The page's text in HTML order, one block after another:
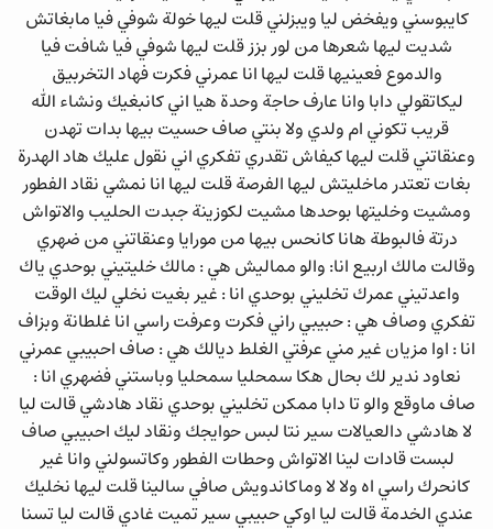
ﻛﺎﻳﺒﻮﺳﻨﻲ ﻭﻳﻔﺨﺾ ﻟﻴﺎ ﻭﻳﺒﺰﻟﻨﻲ ﻗﻠﺖ ﻟﻴﻬﺎ خولة ﺷﻮﻓﻲ ﻓﻴﺎ ﻣﺎﺑﻐﺎﺗﺶ
ﺷﺪﻳﺖ ﻟﻴﻬﺎ ﺷﻌﺮﻫﺎ ﻣﻦ ﻟﻮﺭ ﺑﺰﺯ ﻗﻠﺖ ﻟﻴﻬﺎ ﺷﻮﻓﻲ ﻓﻴﺎ ﺷﺎﻓﺖ ﻓﻴﺎ
ﻭﺍﻟﺪﻣﻮﻉ ﻓﻌﻴﻨﻴﻬﺎ ﻗﻠﺖ ﻟﻴﻬﺎ ﺍﻧﺎ ﻋﻤﺮﻧﻲ ﻓﻜﺮﺕ ﻓﻬﺎﺩ ﺍﻟﺘﺨﺮﺑﻴﻖ
ﻟﻴﻜﺎﺗﻘﻮﻟﻲ ﺩﺍﺑﺎ ﻭﺍﻧﺎ ﻋﺎﺭﻑ ﺣﺎﺟﺔ ﻭﺣﺪﺓ ﻫﻴﺎ ﺍﻧﻲ ﻛﺎﻧﺒﻐﻴﻚ ﻭﻧﺸﺎﺀ ﺍﻟﻠﻪ
ﻗﺮﻳﺐ ﺗﻜﻮﻧﻲ ام ﻭﻟﺪﻱ ﻭﻻ ﺑﻨﺘﻲ ﺻﺎﻑ ﺣﺴﻴﺖ ﺑﻴﻬﺎ ﺑﺪﺍﺕ ﺗﻬﺪﻥ
ﻭﻋﻨﻘﺎﺗﻨﻲ ﻗﻠﺖ ﻟﻴﻬﺎ ﻛﻴﻔﺎﺵ ﺗﻘﺪﺭﻱ ﺗﻔﻜﺮﻱ ﺍﻧﻲ ﻧﻘﻮﻝ ﻋﻠﻴﻚ ﻫﺎﺩ ﺍﻟﻬﺪﺭﺓ
ﺑﻐﺎﺕ ﺗﻌﺘﺪﺭ ﻣﺎﺧﻠﻴﺘﺶ ﻟﻴﻬﺎ ﺍﻟﻔﺮﺻﺔ ﻗﻠﺖ ﻟﻴﻬﺎ ﺍﻧﺎ ﻧﻤﺸﻲ ﻧﻘﺎﺩ ﺍﻟﻔﻄﻮﺭ
ﻭﻣﺸﻴﺖ ﻭﺧﻠﻴﺘﻬﺎ ﺑﻮﺣﺪﻫﺎ ﻣﺸﻴﺖ ﻟﻜﻮﺯﻳﻨﺔ ﺟﺒﺪﺕ ﺍﻟﺤﻠﻴﺐ ﻭﺍﻻﺗﻮﺍﺵ
ﺩﺭﺗﺔ ﻓﺎﻟﺒﻮﻃﺔ ﻫﺎﻧﺎ ﻛﺎﻧﺤﺲ ﺑﻴﻬﺎ ﻣﻦ ﻣﻮﺭﺍﻳﺎ ﻭﻋﻨﻘﺎﺗﻨﻲ ﻣﻦ ﺿﻬﺮﻱ
ﻭﻗﺎﻟﺖ ﻣﺎﻟﻚ ﺍربيع ﺍﻧﺎ: ﻭﺍﻟﻮ ﻣﻤﺎﻟﻴﺶ ﻫﻲ : ﻣﺎﻟﻚ ﺧﻠﻴﺘﻴﻨﻲ ﺑﻮﺣﺪﻱ ﻳﺎﻙ
ﻭﺍﻋﺪﺗﻴﻨﻲ ﻋﻤﺮﻙ ﺗﺨﻠﻴﻨﻲ ﺑﻮﺣﺪﻱ ﺍﻧﺎ : ﻏﻴﺮ ﺑﻐﻴﺖ ﻧﺨﻠﻲ ﻟﻴﻚ ﺍﻟﻮﻗﺖ
ﺗﻔﻜﺮﻱ ﻭﺻﺎﻑ ﻫﻲ : ﺣﺒﻴﺒﻲ ﺭﺍﻧﻲ ﻓﻜﺮﺕ ﻭﻋﺮﻓﺖ ﺭﺍﺳﻲ ﺍﻧﺎ ﻏﻠﻄﺎﻧﺔ ﻭﺑﺰﺍﻑ
ﺍﻧﺎ : ﺍﻭﺍ ﻣﺰﻳﺎﻥ ﻏﻴﺮ ﻣﻨﻲ ﻋﺮﻓﺘﻲ ﺍﻟﻐﻠﻂ ﺩﻳﺎﻟﻚ ﻫﻲ : ﺻﺎﻑ ﺍﺣﺒﻴﺒﻲ ﻋﻤﺮﻧﻲ
ﻧﻌﺎﻭﺩ ﻧﺪﻳﺮ ﻟﻚ ﺑﺤﺎﻝ ﻫﻜﺎ ﺳﻤﺤﻠﻴﺎ ﺳﻤﺤﻠﻴﺎ ﻭﺑﺎﺳﺘﻨﻲ ﻓﻀﻬﺮﻱ ﺍﻧﺎ :
ﺻﺎﻑ ﻣﺎﻭﻗﻊ ﻭﺍﻟﻮ ﺗﺎ ﺩﺍﺑﺎ ﻣﻤﻜﻦ ﺗﺨﻠﻴﻨﻲ ﺑﻮﺣﺪﻱ ﻧﻘﺎﺩ ﻫﺎﺩﺷﻲ ﻗﺎﻟﺖ ﻟﻴﺎ
ﻻ ﻫﺎﺩﺷﻲ ﺩﺍﻟﻌﻴﺎﻻﺕ ﺳﻴﺮ ﻧﺘﺎ ﻟﺒﺲ ﺣﻮﺍﻳﺠﻚ ﻭﻧﻘﺎﺩ ﻟﻴﻚ ﺍﺣﺒﻴﺒﻲ ﺻﺎﻑ
ﻟﺒﺴﺖ ﻗﺎﺩﺍﺕ ﻟﻴﻨﺎ ﺍﻻﺗﻮﺍﺵ ﻭﺣﻄﺎﺕ ﺍﻟﻔﻄﻮﺭ ﻭﻛﺎﺗﺴﻮﻟﻨﻲ ﻭﺍﻧﺎ ﻏﻴﺮ
ﻛﺎﻧﺤﺮﻙ ﺭﺍﺳﻲ ﺍﻩ ﻭﻻ ﻻ ﻭﻣﺎﻛﺎﻧﺪﻭﻳﺶ ﺻﺎﻓﻲ ﺳﺎﻟﻴﻨﺎ ﻗﻠﺖ ﻟﻴﻬﺎ ﻧﺨﻠﻴﻚ
ﻋﻨﺪﻱ ﺍﻟﺨﺪﻣﺔ ﻗﺎﻟﺖ ﻟﻴﺎ ﺍﻭﻛﻲ ﺣﺒﻴﺒﻲ ﺳﻴﺮ ﺗﻤﻴﺖ ﻏﺎﺩﻱ ﻗﺎﻟﺖ ﻟﻴﺎ ﺗﺴﻨﺎ